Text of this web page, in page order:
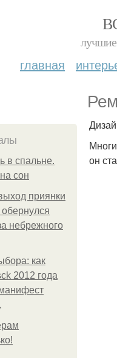
лучшие
главная
в спальне.
сон
приянки
небрежного
как
2012 года
он